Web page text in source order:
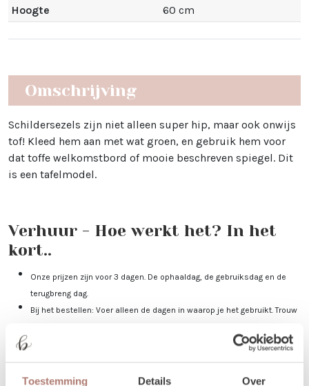
Toestemming Details Over
Hoogte
60 cm
Omschrijving
Schildersezels zijn niet alleen super hip, maar ook onwijs
tof! Kleed hem aan met wat groen, en gebruik hem voor
dat toffe welkomstbord of mooie beschreven spiegel. Dit
is een tafelmodel.
Verhuur - Hoe werkt het? In het
kort..
Onze prijzen zijn voor 3 dagen. De ophaaldag, de gebruiksdag en de
terugbreng dag.
Bij het bestellen: Voer alleen de dagen in waarop je het gebruikt. Trouw
dan 25-27 april in.
Je kunt de items laten bezorgen of zelf in Utrecht komen ophalen.
De dag voor je event kun je de items ophalen of laten bezorgen. De dag